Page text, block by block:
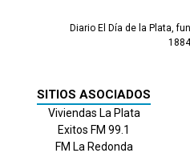
Diario El Día de la Plata,
1884
SITIOS ASOCIADOS
Viviendas La Plata
Exitos FM 99.1
FM La Redonda